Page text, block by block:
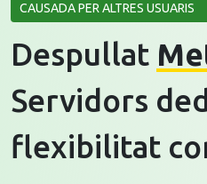
CAUSADA PER ALTRES USUARIS
Despullat
Servidors
flexibilitat